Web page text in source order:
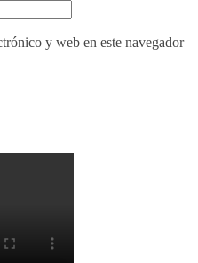
y web en este navegador